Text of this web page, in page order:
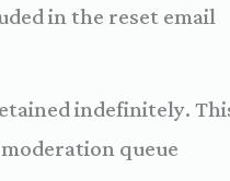
in the reset email.
indefinitely.
queue.